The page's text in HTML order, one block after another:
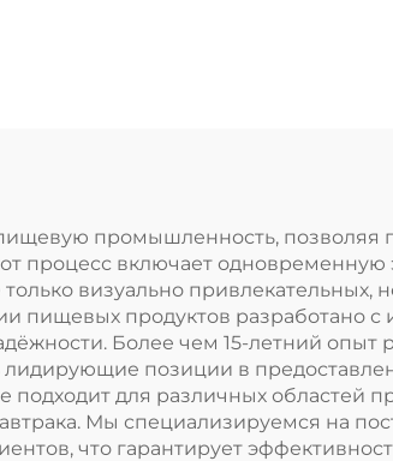
промышленность, позволяя
процесс включает
визуально
пищевых продуктов разработано
Более чем 15-летний
лидирующие позиции в
для различных областей
Мы специализируемся на
что гарантирует